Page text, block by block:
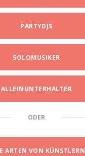
PARTYDJS
SOLOMUSIKER
ALLEINUNTERHALTER
ODER
ARTEN VON KÜNSTLERN